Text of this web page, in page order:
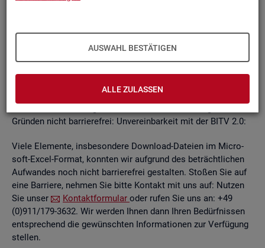
AUSWAHL BESTÄTIGEN
ALLE ZULASSEN
kon­ti­nu­ier­lich durch­ge­führt wer­den.
Die Web­sei­ten sind mit den ge­nann­ten An­for­de­run­gen teil­
Grün­den nicht bar­rie­re­frei: Un­ver­ein­bar­keit mit der BITV 2.0:
Viele Ele­men­te, ins­be­son­de­re Down­load-Da­tei­en im Mi­cro­
soft-Excel-For­mat, konn­ten wir auf­grund des be­trächt­li­chen
Auf­wan­des noch nicht bar­rie­re­frei ge­stal­ten. Sto­ßen Sie auf
eine Bar­rie­re, neh­men Sie bitte Kon­takt mit uns auf: Nut­zen
Sie unser
Kon­takt­for­mu­lar oder rufen Sie uns an: +49
(0)911/179-3632. Wir wer­den Ihnen dann Ihren Be­dürf­nis­sen
ent­spre­chend die ge­wünsch­ten In­for­ma­tio­nen zur Ver­fü­gung
stel­len.